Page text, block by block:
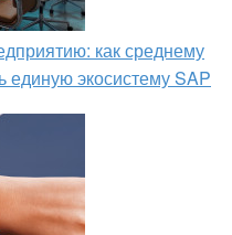
как среднему
единую экосистему SAP